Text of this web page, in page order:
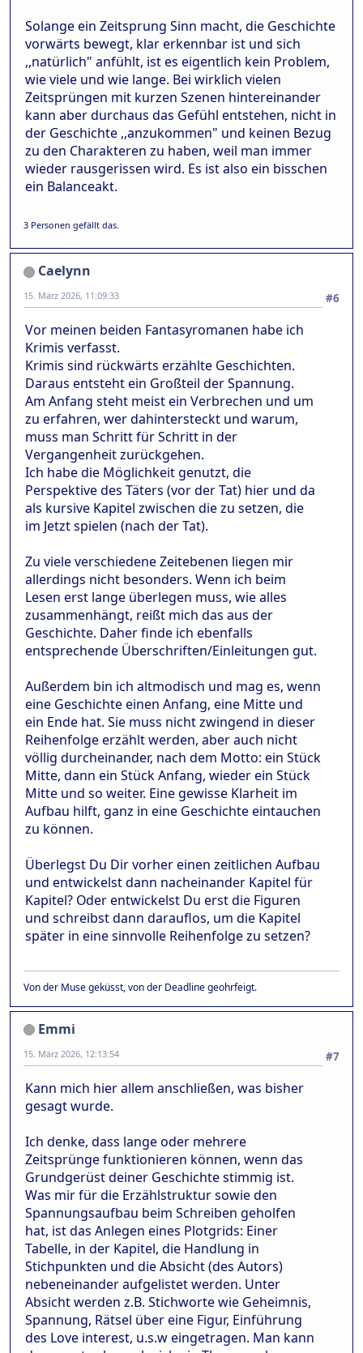
Solange ein Zeitsprung Sinn macht, die Geschichte
vorwärts bewegt, klar erkennbar ist und sich
,,natürlich" anfühlt, ist es eigentlich kein Problem,
wie viele und wie lange. Bei wirklich vielen
Zeitsprüngen mit kurzen Szenen hintereinander
kann aber durchaus das Gefühl entstehen, nicht in
der Geschichte ,,anzukommen" und keinen Bezug
zu den Charakteren zu haben, weil man immer
wieder rausgerissen wird. Es ist also ein bisschen
ein Balanceakt.
3 Personen gefällt das.
Caelynn
#6
15. März 2026, 11:09:33
Vor meinen beiden Fantasyromanen habe ich
Krimis verfasst.
Krimis sind rückwärts erzählte Geschichten.
Daraus entsteht ein Großteil der Spannung.
Am Anfang steht meist ein Verbrechen und um
zu erfahren, wer dahintersteckt und warum,
muss man Schritt für Schritt in der
Vergangenheit zurückgehen.
Ich habe die Möglichkeit genutzt, die
Perspektive des Täters (vor der Tat) hier und da
als kursive Kapitel zwischen die zu setzen, die
im Jetzt spielen (nach der Tat).
Zu viele verschiedene Zeitebenen liegen mir
allerdings nicht besonders. Wenn ich beim
Lesen erst lange überlegen muss, wie alles
zusammenhängt, reißt mich das aus der
Geschichte. Daher finde ich ebenfalls
entsprechende Überschriften/Einleitungen gut.
Außerdem bin ich altmodisch und mag es, wenn
eine Geschichte einen Anfang, eine Mitte und
ein Ende hat. Sie muss nicht zwingend in dieser
Reihenfolge erzählt werden, aber auch nicht
völlig durcheinander, nach dem Motto: ein Stück
Mitte, dann ein Stück Anfang, wieder ein Stück
Mitte und so weiter. Eine gewisse Klarheit im
Aufbau hilft, ganz in eine Geschichte eintauchen
zu können.
Überlegst Du Dir vorher einen zeitlichen Aufbau
und entwickelst dann nacheinander Kapitel für
Kapitel? Oder entwickelst Du erst die Figuren
und schreibst dann darauflos, um die Kapitel
später in eine sinnvolle Reihenfolge zu setzen?
Von der Muse geküsst, von der Deadline geohrfeigt.
Emmi
#7
15. März 2026, 12:13:54
Kann mich hier allem anschließen, was bisher
gesagt wurde.
Ich denke, dass lange oder mehrere
Zeitsprünge funktionieren können, wenn das
Grundgerüst deiner Geschichte stimmig ist.
Was mir für die Erzählstruktur sowie den
Spannungsaufbau beim Schreiben geholfen
hat, ist das Anlegen eines Plotgrids: Einer
Tabelle, in der Kapitel, die Handlung in
Stichpunkten und die Absicht (des Autors)
nebeneinander aufgelistet werden. Unter
Absicht werden z.B. Stichworte wie Geheimnis,
Spannung, Rätsel über eine Figur, Einführung
des Love interest, u.s.w eingetragen. Man kann